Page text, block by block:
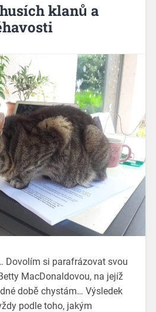
klanů a
Dovolím si parafrázovat svou
MacDonaldovou, na jejíž
době chystám… Výsledek
podle toho, jakým